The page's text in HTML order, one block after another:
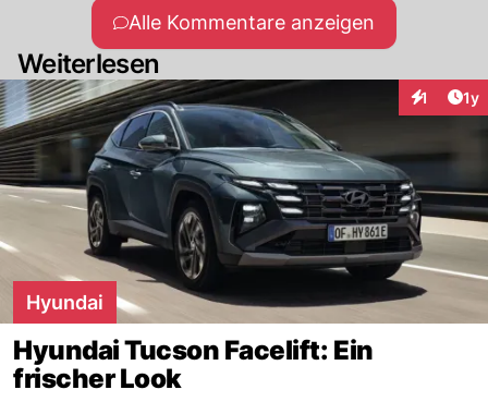
Alle Kommentare anzeigen
Weiterlesen
1 1y
Hyundai
Hyundai Tucson Facelift: Ein
frischer Look